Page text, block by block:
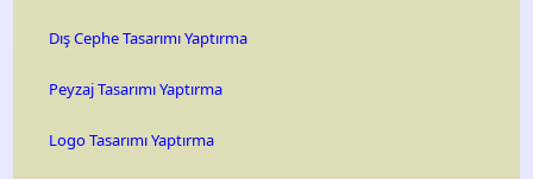
Dış Cephe Tasarımı Yaptırma
Peyzaj Tasarımı Yaptırma
Logo Tasarımı Yaptırma